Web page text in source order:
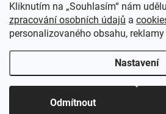
Kliknutím na „Souhlasím“ nám
zpracování osobních údajů a
personalizovaného obsahu,
Nastavení
Odmítnout